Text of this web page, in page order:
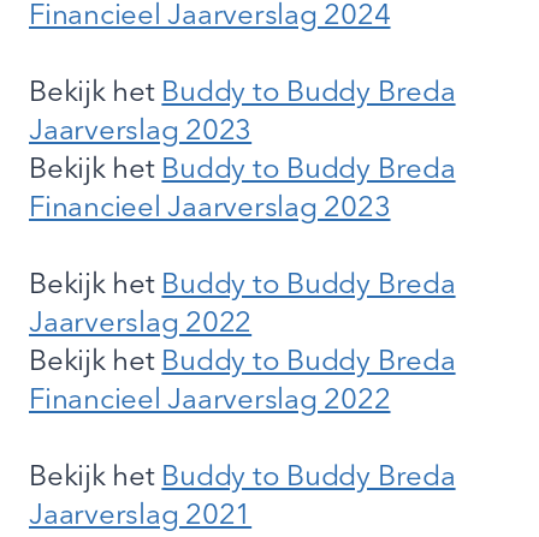
Financieel Jaarverslag 2024
Bekijk het Buddy to Buddy Breda
Jaarverslag 2023
Bekijk het Buddy to Buddy Breda
Financieel Jaarverslag 2023
Bekijk het Buddy to Buddy Breda
Jaarverslag 2022
Bekijk het Buddy to Buddy Breda
Financieel Jaarverslag 2022
Bekijk het Buddy to Buddy Breda
Jaarverslag 2021